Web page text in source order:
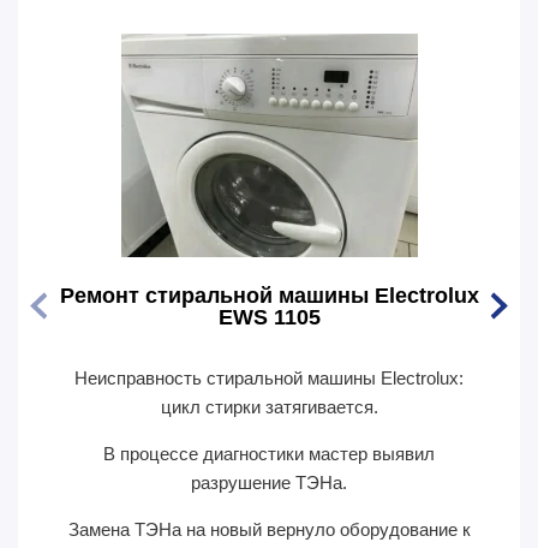
Ремонт стиральной машины Electrolux
EWS 1105
Неисправность стиральной машины Electrolux:
цикл стирки затягивается.
В процессе диагностики мастер выявил
разрушение ТЭНа.
Замена ТЭНа на новый вернуло оборудование к